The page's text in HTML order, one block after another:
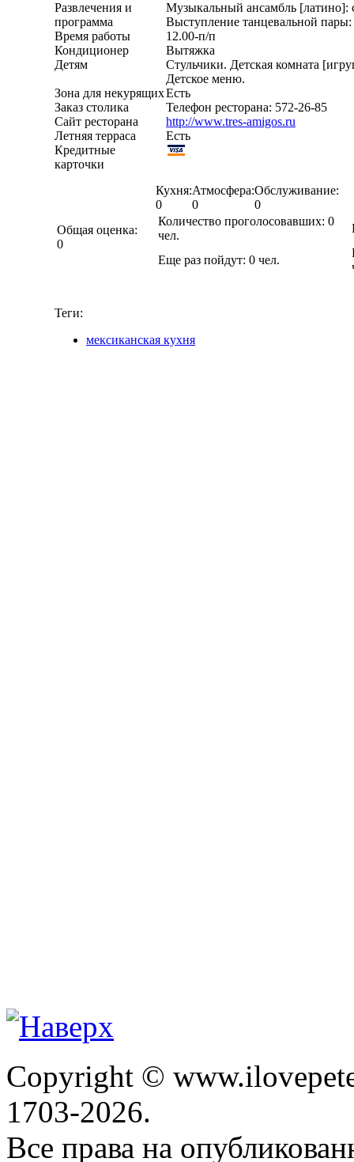
Развлечения и
программа
Музыкальный ансамбль [латино]:
Выступление танцевальной пары:
Время работы
12.00-п/п
Кондиционер
Вытяжка
Детям
Стульчики. Детская комната
Детское меню.
Зона для некурящихЕсть
Заказ столика
Телефон ресторана: 572-26-85
Сайт ресторана
http://www.tres-amigos.ru
Летняя терраса
Есть
Кредитные
карточки
Общая оценка:
0
Кухня:
0
Атмосфера:
0
Обслуживание:
0
Количество проголосовавших: 0
чел.
Еще раз пойдут: 0 чел.
Теги:
мексиканская кухня
Copyright ©
1703-2026.
Все права на